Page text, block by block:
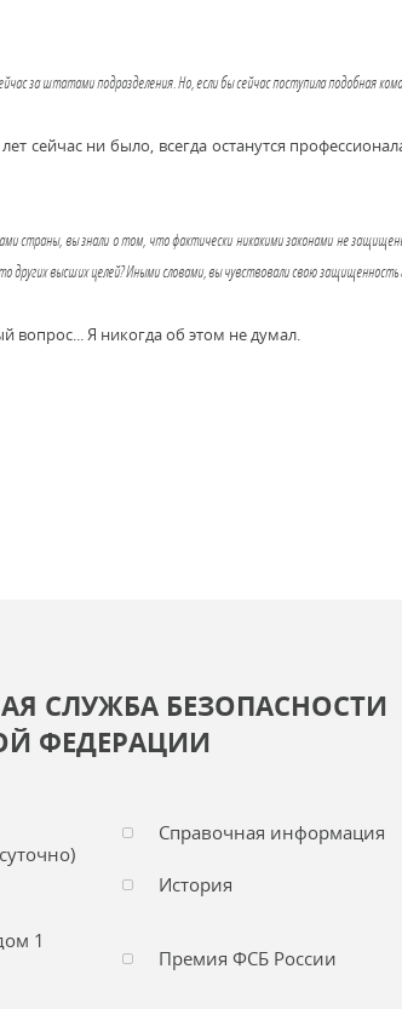
за штатами подразделения. Но, если бы сейчас поступила подобная
сейчас ни было, всегда останутся
страны, вы знали о том, что фактически никакими законами не
других высших целей? Иными словами, вы чувствовали свою защищенность
Я никогда об этом не думал.
СЛУЖБА БЕЗОПАСНОСТИ
ФЕДЕРАЦИИ
1
Справочная информация
История
Премия ФСБ России